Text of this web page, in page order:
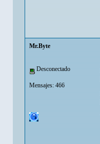
Mr.Byte
Desconectado
Mensajes: 466